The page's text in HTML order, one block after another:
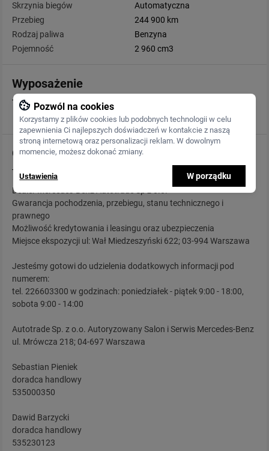
Skrzynia biegów
Automatyczna
Przebieg
244 900 km
Rodzaj paliwa
Benzyna
Pojemność
2 960 cm3
Wyposażenie
Opis
Dealer Mercedes-Benz Autotrade Sp z o.o.
Gwarancja pochodzenia, przebiegu, stanu technicznego i
prawnego
Możliwość kredytowania i leasingu oraz ubezpieczenia
Miejsce ekspozycji ul: Wał Miedzeszyński 622; 03-994 Warszawa
Jesteśmy gotowi do udzielenia dodatkowych informacji pod
numerem:
tel. 226603300 w godzinach: poniedziałek - piątek 9:00 - 18:00,
sobota 9:00 - 14:00
Autotrade Sp. z o.o. Autoryzowany Salon i Serwis Mercedes-Benz
ul. Mrówcza 218; 04-697 Warszawa
Sebastian Pieniek
doradca handlowy
535000350
Dawid Barzycki
doradca handlowy
535230123
Pozwól na cookies
Korzystamy z plików cookies lub podobnych technologii w celu
zapewnienia Ci najlepszych doświadczeń w kontakcie z naszą
stroną internetową oraz personalizacji reklam. W dowolnym
momencie, możesz dokonać zmiany.
Ustawienia W porządku